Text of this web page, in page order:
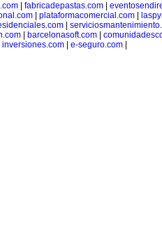
fabricadepastas.com
| plataformacomercial.com|
barcelonasoft.com
inversiones.com| e-seguro.com|